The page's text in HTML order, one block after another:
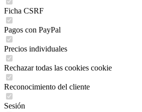
Ficha CSRF
Pagos con PayPal
Precios individuales
Rechazar todas las cookies cookie
Reconocimiento del cliente
Sesión